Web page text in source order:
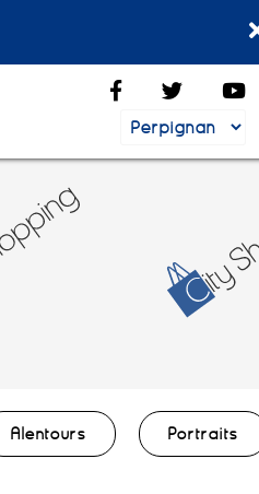
Alentours Portraits